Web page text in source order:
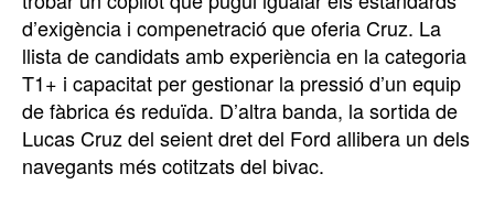
d’exigència i compenetració que oferia Cruz. La
llista de candidats amb experiència en la categoria
T1+ i capacitat per gestionar la pressió d’un equip
de fàbrica és reduïda. D’altra banda, la sortida de
Lucas Cruz del seient dret del Ford allibera un dels
navegants més cotitzats del bivac.